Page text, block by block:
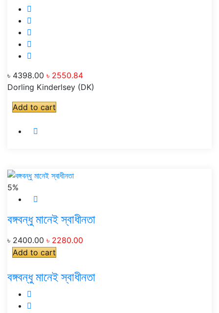
৳ 4398.00 ৳ 2550.84
Dorling Kinderlsey (DK)
Add to cart
5%
বঙ্গবন্ধু মানেই স্বাধীনতা
৳ 2400.00 ৳ 2280.00
Add to cart
বঙ্গবন্ধু মানেই স্বাধীনতা